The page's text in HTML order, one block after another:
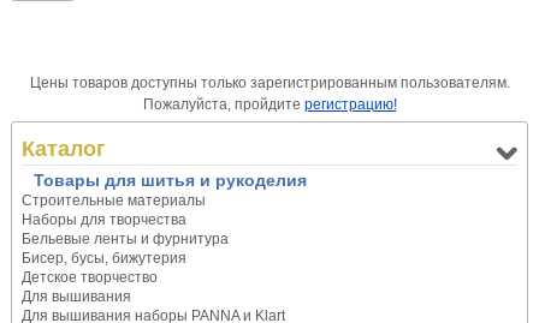
Цены товаров доступны только зарегистрированным пользователям.
Пожалуйста, пройдите регистрацию!
Каталог
Товары для шитья и рукоделия
Строительные материалы
Наборы для творчества
Бельевые ленты и фурнитура
Бисер, бусы, бижутерия
Детское творчество
Для вышивания
Для вышивания наборы PANNA и Klart